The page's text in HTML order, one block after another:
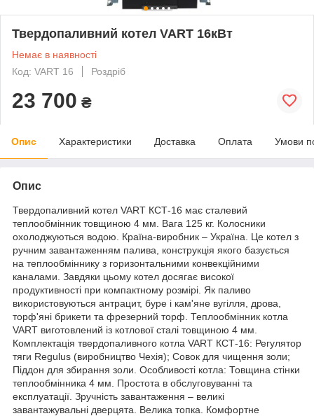
Твердопаливний котел VART 16кВт
Немає в наявності
Код: VART 16
Роздріб
23 700 ₴
Опис Характеристики Доставка Оплата Умови
Опис
Твердопаливний котел VART КСТ-16 має сталевий
теплообмінник товщиною 4 мм. Вага 125 кг. Колосники
охолоджуються водою. Країна-виробник – Україна. Це котел з
ручним завантаженням палива, конструкція якого базується
на теплообміннику з горизонтальними конвекційними
каналами. Завдяки цьому котел досягає високої
продуктивності при компактному розмірі. Як паливо
використовуються антрацит, буре і кам'яне вугілля, дрова,
торф'яні брикети та фрезерний торф. Теплообмінник котла
VART виготовлений із котлової сталі товщиною 4 мм.
Комплектація твердопаливного котла VART КСТ-16: Регулятор
тяги Regulus (виробництво Чехія); Совок для чищення золи;
Піддон для збирання золи. Особливості котла: Товщина стінки
теплообмінника 4 мм. Простота в обслуговуванні та
експлуатації. Зручність завантаження – великі
завантажувальні дверцята. Велика топка. Комфортне